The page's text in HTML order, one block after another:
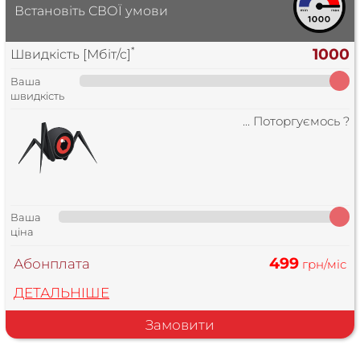
Встановіть СВОЇ умови
Швидкість [Мбіт/с]* 1000
Ваша
швидкість
... Поторгуємось ?
Ваша
ціна
Абонплата
ДЕТАЛЬНІШЕ
499грн/міс
Замовити